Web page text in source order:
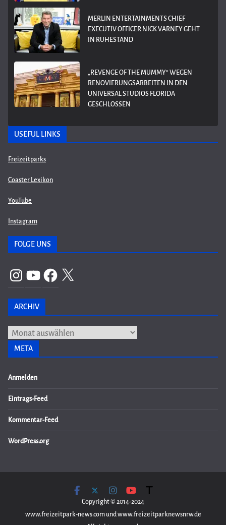
MERLIN ENTERTAINMENTS CHIEF
EXECUTIV OFFICER NICK VARNEY GEHT
IN RUHESTAND
„REVENGE OF THE MUMMY“ WEGEN
RENOVIERUNGSARBEITEN IN DEN
UNIVERSAL STUDIOS FLORIDA
GESCHLOSSEN
USEFUL LINKS
Freizeitparks
Coaster Lexikon
YouTube
Instagram
FOLGE UNS
InstagramYouTubeFacebook
X
ARCHIV
Archiv
META
Anmelden
Eintrags-Feed
Kommentar-Feed
WordPress.org
Copyright © 2014-2024
www.freizeitpark-news.com und www.freizeitparknewsnrw.de